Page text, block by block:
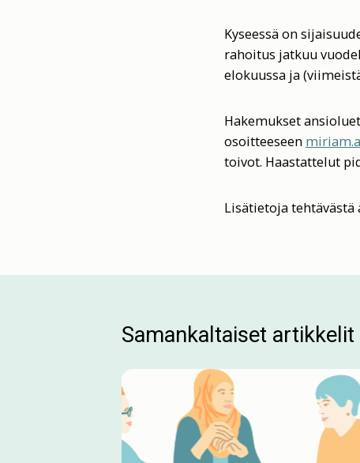
Kyseessä on
rahoitus jatkuu
elokuussa ja
Hakemukset
osoitteeseen
toivot. Haastattelut
Lisätietoja tehtävästä
Samankaltaiset artikkelit